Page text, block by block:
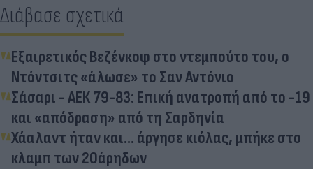
Διάβασε σχετικά
Εξαιρετικός Βεζένκοφ στο ντεμπούτο του, ο
Ντόντσιτς «άλωσε» το Σαν Αντόνιο
Σάσαρι - ΑΕΚ 79-83: Επική ανατροπή από το -19
και «απόδραση» από τη Σαρδηνία
Χάαλαντ ήταν και... άργησε κιόλας, μπήκε στο
κλαμπ των 20άρηδων